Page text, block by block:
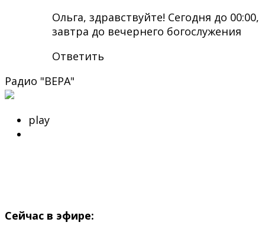
Ольга, здравствуйте! Сегодня до 00:00,
завтра до вечернего богослужения
Ответить
Радио "ВЕРА"
play
Сейчас в эфире: